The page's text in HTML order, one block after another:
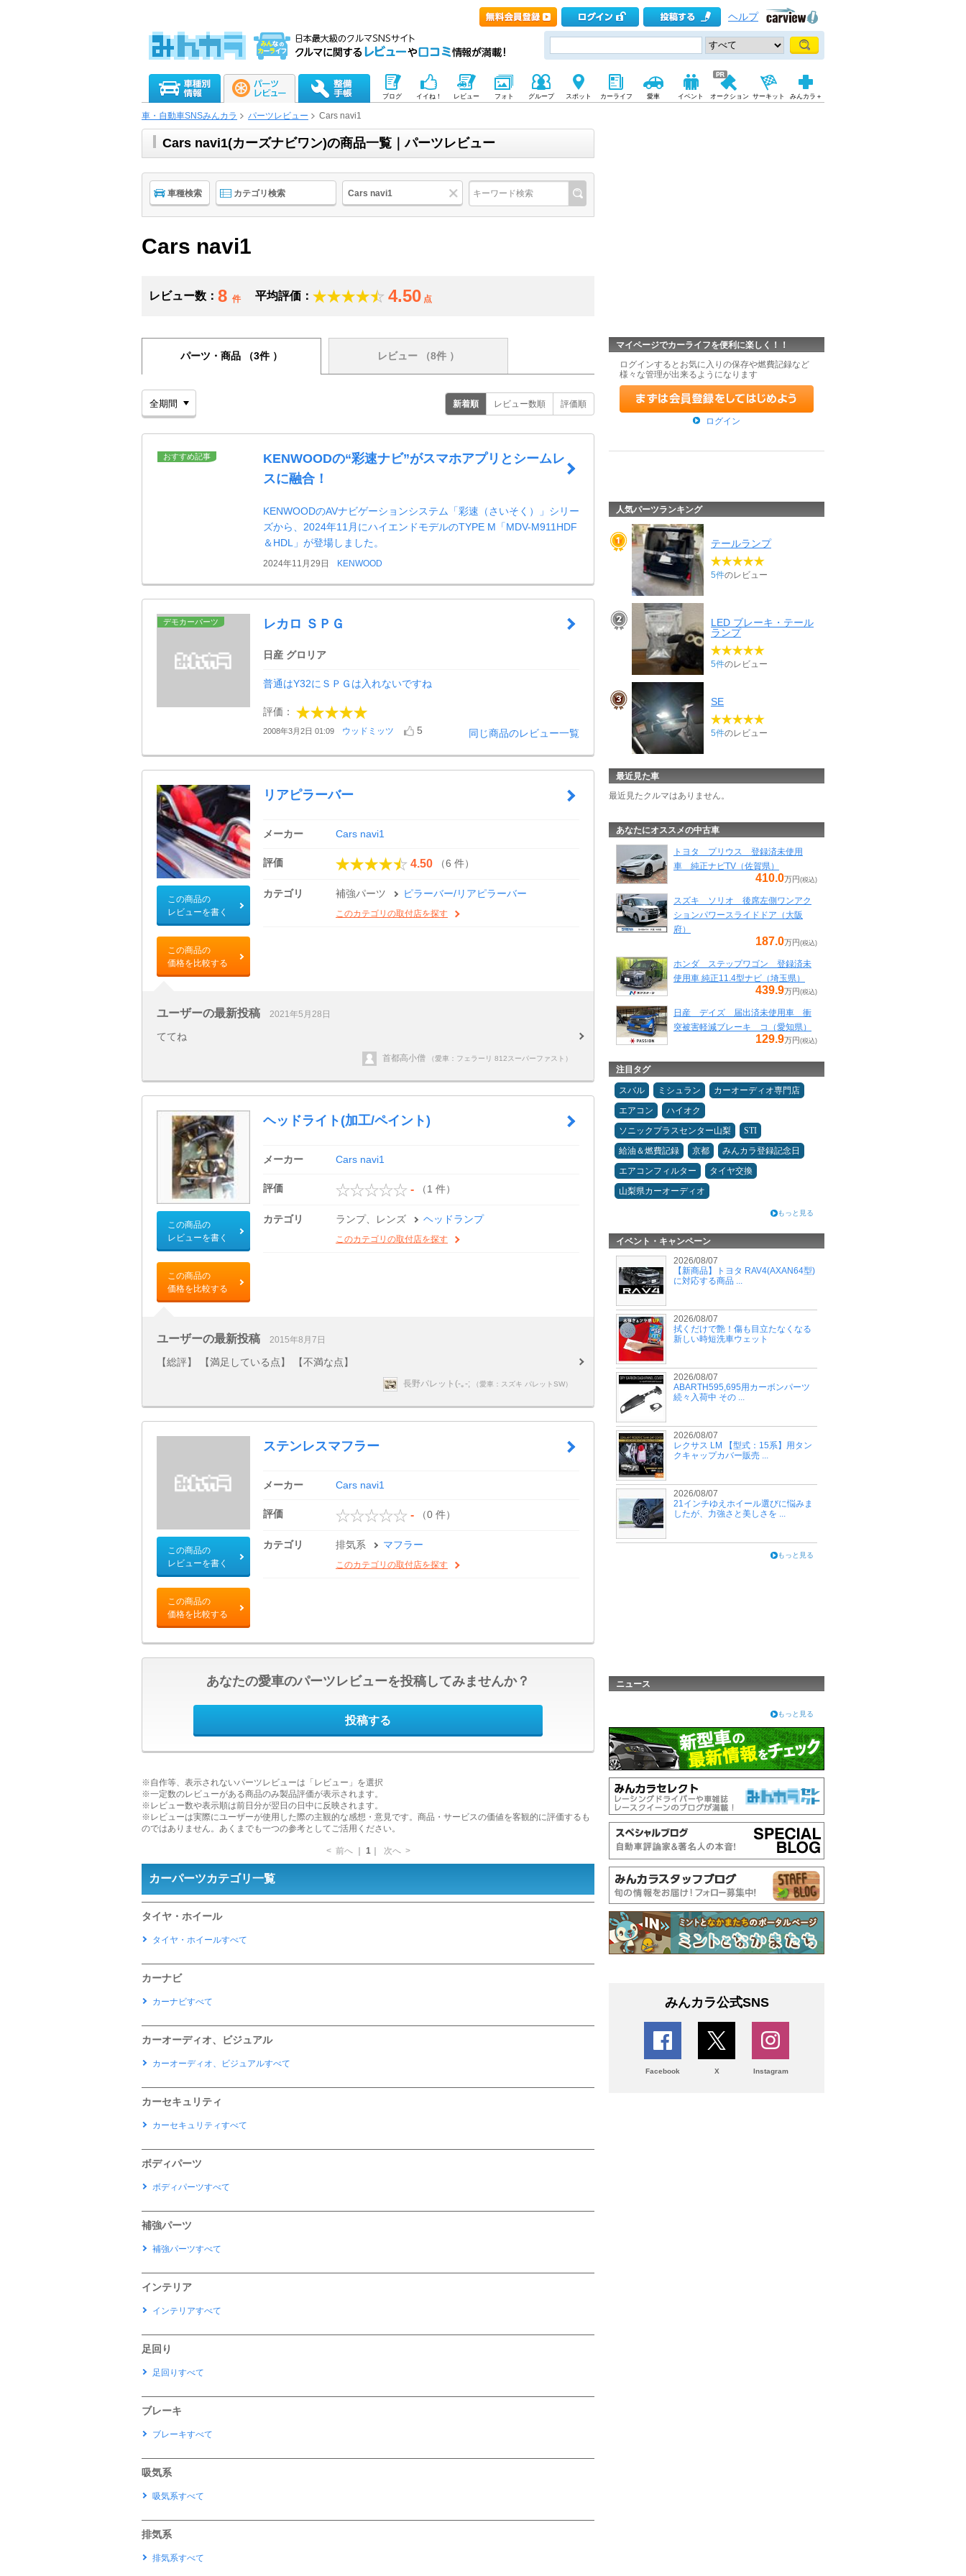
ヘルプ
ブログ イイね！ レビュー フォト グループ スポット カーライフ 愛車 イベント オークション サーキット みんカラ＋
車・自動車SNSみんカラ パーツレビュー Cars navi1
Cars navi1(カーズナビワン)の商品一覧｜パーツレビュー
車種検索 カテゴリ検索 Cars navi1
Cars navi1
レビュー数： 8 件 平均評価： 4.50 点
パーツ・商品 （3件 ） レビュー （8件 ）
新着順 レビュー数順 評価順
おすすめ記事
KENWOODの“彩速ナビ”がスマホアプリとシームレ
スに融合！
KENWOODのAVナビゲーションシステム「彩速（さいそく）」シリー
ズから、2024年11月にハイエンドモデルのTYPE M「MDV-M911HDF
＆HDL」が登場しました。
2024年11月29日 KENWOOD
デモカーパーツ レカロ ＳＰＧ
日産 グロリア
普通はY32にＳＰＧは入れないですね
評価：
2008年3月2日 01:09 ウッドミッツ 5 同じ商品のレビュー一覧
この商品の
レビューを書く
この商品の
価格を比較する
リアピラーバー
メーカー Cars navi1
評価 4.50 （6 件）
カテゴリ 補強パーツ ピラーバー/リアピラーバー
このカテゴリの取付店を探す
ユーザーの最新投稿 2021年5月28日
ててね
首都高小僧 （愛車：フェラーリ 812スーパーファスト）
この商品の
レビューを書く
この商品の
価格を比較する
ヘッドライト(加工/ペイント)
メーカー Cars navi1
評価 - （1 件）
カテゴリ ランプ、レンズ ヘッドランプ
このカテゴリの取付店を探す
ユーザーの最新投稿 2015年8月7日
【総評】 【満足している点】 【不満な点】
長野パレット(-｡-; （愛車：スズキ パレットSW）
この商品の
レビューを書く
この商品の
価格を比較する
ステンレスマフラー
メーカー Cars navi1
評価 - （0 件）
カテゴリ 排気系 マフラー
このカテゴリの取付店を探す
あなたの愛車のパーツレビューを投稿してみませんか？
投稿する
※自作等、表示されないパーツレビューは「レビュー」を選択
※一定数のレビューがある商品のみ製品評価が表示されます。
※レビュー数や表示順は前日分が翌日の日中に反映されます。
※レビューは実際にユーザーが使用した際の主観的な感想・意見です。商品・サービスの価値を客観的に評価するも
のではありません。あくまでも一つの参考としてご活用ください。
< 前へ 1｜ 次へ >
カーパーツカテゴリ一覧
タイヤ・ホイール
タイヤ・ホイールすべて
カーナビ
カーナビすべて
カーオーディオ、ビジュアル
カーオーディオ、ビジュアルすべて
カーセキュリティ
カーセキュリティすべて
ボディパーツ
ボディパーツすべて
補強パーツ
補強パーツすべて
インテリア
インテリアすべて
足回り
足回りすべて
ブレーキ
ブレーキすべて
吸気系
吸気系すべて
排気系
排気系すべて
マイページでカーライフを便利に楽しく！！
ログインするとお気に入りの保存や燃費記録など
様々な管理が出来るようになります
ログイン
人気パーツランキング
テールランプ
5件のレビュー
LED ブレーキ・テール
ランプ
5件のレビュー
SE
5件のレビュー
最近見た車
最近見たクルマはありません。
あなたにオススメの中古車
トヨタ プリウス 登録済未使用
車 純正ナビTV（佐賀県）
410.0万円(税込)
スズキ ソリオ 後席左側ワンアク
ションパワースライドドア（大阪
府）
187.0万円(税込)
ホンダ ステップワゴン 登録済未
使用車 純正11.4型ナビ（埼玉県）
439.9万円(税込)
日産 デイズ 届出済未使用車 衝
突被害軽減ブレーキ コ（愛知県）
129.9万円(税込)
注目タグ
スバル ミシュラン
カーオーディオ専門店
エアコン
ハイオク
ソニックプラスセンター山梨
STI
給油＆燃費記録
京都
みんカラ登録記念日
エアコンフィルター
タイヤ交換
山梨県カーオーディオ
もっと見る
イベント・キャンペーン
2026/08/07
【新商品】トヨタ RAV4(AXAN64型)
に対応する商品 ...
2026/08/07
拭くだけで艶！傷も目立たなくなる
新しい時短洗車ウェット
2026/08/07
ABARTH595,695用カーボンパーツ
続々入荷中 その ...
2026/08/07
レクサス LM 【型式：15系】用タン
クキャップカバー販売 ...
2026/08/07
21インチゆえホイール選びに悩みま
したが、力強さと美しさを ...
もっと見る
ニュース
もっと見る
みんカラ公式SNS
Facebook X Instagram